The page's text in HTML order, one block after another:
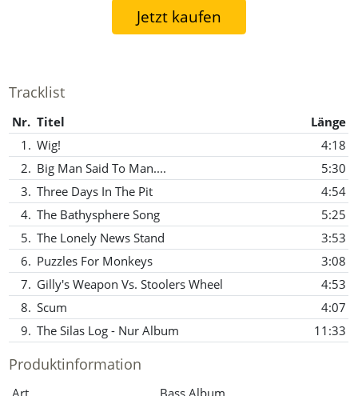
Jetzt kaufen
Tracklist
Nr. Titel
Länge
1. Wig!
4:18
2. Big Man Said To Man....
5:30
3. Three Days In The Pit
4:54
4. The Bathysphere Song
5:25
5. The Lonely News Stand
3:53
6. Puzzles For Monkeys
3:08
7. Gilly's Weapon Vs. Stoolers Wheel
4:53
8. Scum
4:07
9. The Silas Log - Nur Album 11:33
Produktinformation